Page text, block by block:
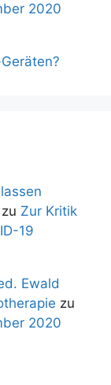
2020
zu Zur Kritik
19
Ewald
zu
2020